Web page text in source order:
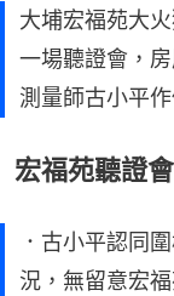
大埔宏福苑大
一場聽證會，
測量師古小平作
宏福苑聽證
．古小平認同
況，無留意宏